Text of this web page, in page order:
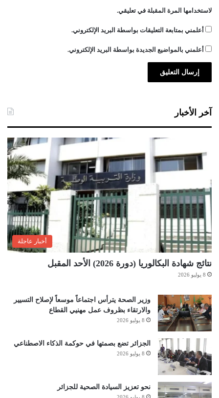
لاستخدامها المرة المقبلة في تعليقي.
أعلمني بمتابعة التعليقات بواسطة البريد الإلكتروني.
أعلمني بالمواضيع الجديدة بواسطة البريد الإلكتروني.
آخر الأخبار
أخبار عاجلة
نتائج شهادة البكالوريا (دورة 2026) الأحد المقبل
8 يوليو 2026
وزير الصحة يترأس اجتماعاً موسعاً لإصلاح التسيير
والارتقاء بظروف عمل مهنيي القطاع
8 يوليو 2026
الجزائر تضع بصمتها في حوكمة الذكاء الاصطناعي
8 يوليو 2026
نحو تعزيز السيادة الصحية للجزائر